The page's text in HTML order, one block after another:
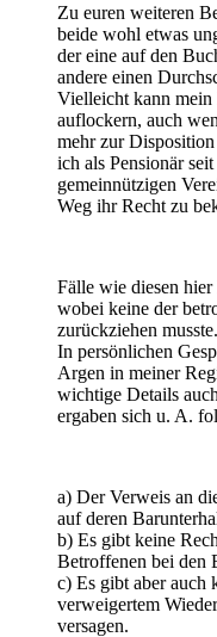
Zu euren weiteren
beide wohl etwas
der eine auf den
andere einen
Vielleicht kann mein
auflockern, auch
mehr zur
ich als Pensionär
gemeinnützigen
Weg ihr Recht zu
Fälle wie diesen
wobei keine der
zurückziehen
In persönlichen
Argen in meiner
wichtige Details
ergaben sich u. A.
a) Der Verweis an
auf deren
b) Es gibt keine
Betroffenen bei den
c) Es gibt aber auch
verweigertem
versagen.